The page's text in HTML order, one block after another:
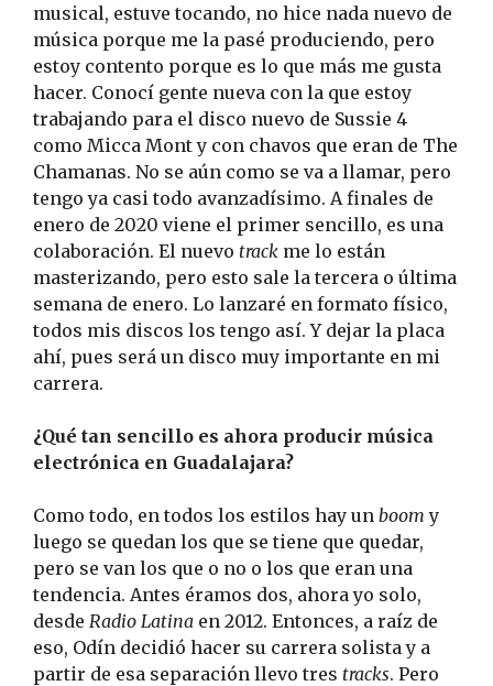
musical, estuve tocando, no hice nada nuevo de
música porque me la pasé produciendo, pero
estoy contento porque es lo que más me gusta
hacer. Conocí gente nueva con la que estoy
trabajando para el disco nuevo de Sussie 4
como Micca Mont y con chavos que eran de The
Chamanas. No se aún como se va a llamar, pero
tengo ya casi todo avanzadísimo. A finales de
enero de 2020 viene el primer sencillo, es una
colaboración. El nuevo track me lo están
masterizando, pero esto sale la tercera o última
semana de enero. Lo lanzaré en formato físico,
todos mis discos los tengo así. Y dejar la placa
ahí, pues será un disco muy importante en mi
carrera.
¿Qué tan sencillo es ahora producir música
electrónica en Guadalajara?
Como todo, en todos los estilos hay un boom y
luego se quedan los que se tiene que quedar,
pero se van los que o no o los que eran una
tendencia. Antes éramos dos, ahora yo solo,
desde Radio Latina en 2012. Entonces, a raíz de
eso, Odín decidió hacer su carrera solista y a
partir de esa separación llevo tres tracks. Pero